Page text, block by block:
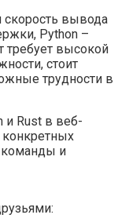
скорость вывода
Python –
высокой
стоит
трудности в
Rust в веб-
конкретных
команды и